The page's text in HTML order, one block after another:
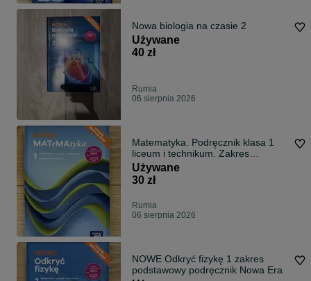
Nowa biologia na czasie 2
Używane
40 zł
Rumia
06 sierpnia 2026
Matematyka. Podręcznik klasa 1
liceum i technikum. Zakres
podstawowy. Edycja 2024
Używane
30 zł
Rumia
06 sierpnia 2026
NOWE Odkryć fizykę 1 zakres
podstawowy podręcznik Nowa Era